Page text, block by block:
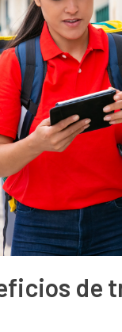
de